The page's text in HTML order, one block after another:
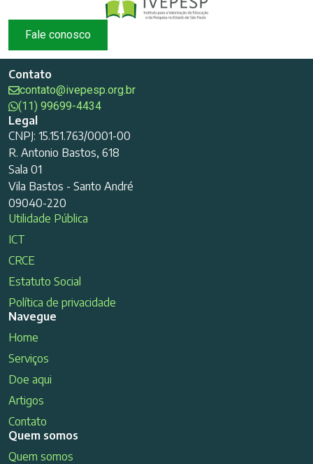
Fale conosco
Contato
contato@ivepesp.org.br
(11) 99699-4434
Legal
CNPJ: 15.151.763/0001-00
R. Antonio Bastos, 618
Sala 01
Vila Bastos - Santo André
09040-220
Utilidade Pública
ICT
CRCE
Estatuto Social
Política de privacidade
Navegue
Home
Serviços
Doe aqui
Artigos
Contato
Quem somos
Quem somos